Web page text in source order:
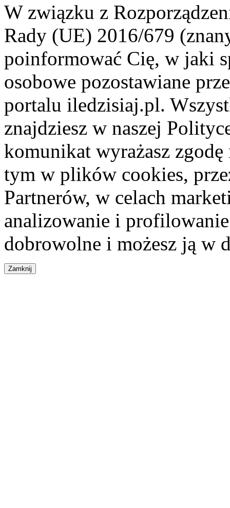
W związku z
Rady (UE) 2016/679
poinformować Cię, w jaki
osobowe pozostawiane
portalu iledzisiaj.pl.
znajdziesz w naszej
komunikat wyrażasz
tym w plików cookies,
Partnerów, w celach
analizowanie i
dobrowolne i możesz ją w